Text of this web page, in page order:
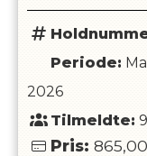
Periode:
2026
Tilmeldte:
Pris: